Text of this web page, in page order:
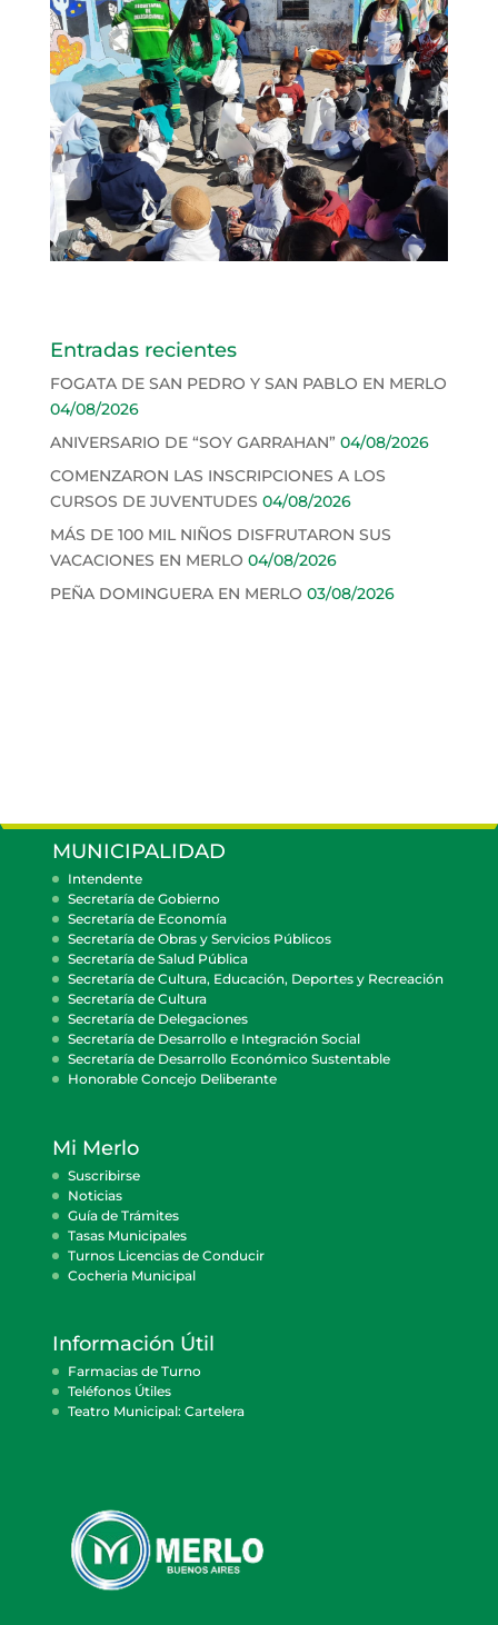
Entradas recientes
FOGATA DE SAN PEDRO Y SAN PABLO EN MERLO
04/08/2026
ANIVERSARIO DE “SOY GARRAHAN” 04/08/2026
COMENZARON LAS INSCRIPCIONES A LOS
CURSOS DE JUVENTUDES 04/08/2026
MÁS DE 100 MIL NIÑOS DISFRUTARON SUS
VACACIONES EN MERLO 04/08/2026
PEÑA DOMINGUERA EN MERLO 03/08/2026
MUNICIPALIDAD
Intendente
Secretaría de Gobierno
Secretaría de Economía
Secretaría de Obras y Servicios Públicos
Secretaría de Salud Pública
Secretaría de Cultura, Educación, Deportes y Recreación
Secretaría de Cultura
Secretaría de Delegaciones
Secretaría de Desarrollo e Integración Social
Secretaría de Desarrollo Económico Sustentable
Honorable Concejo Deliberante
Mi Merlo
Suscribirse
Noticias
Guía de Trámites
Tasas Municipales
Turnos Licencias de Conducir
Cocheria Municipal
Información Útil
Farmacias de Turno
Teléfonos Útiles
Teatro Municipal: Cartelera